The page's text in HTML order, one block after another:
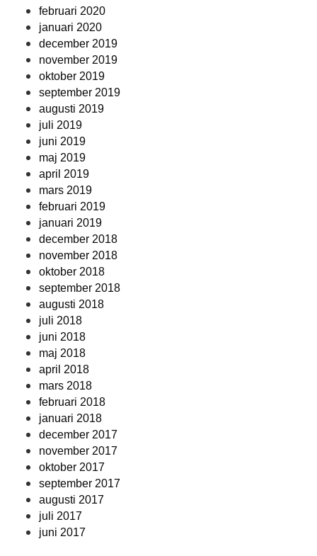
februari 2020
januari 2020
december 2019
november 2019
oktober 2019
september 2019
augusti 2019
juli 2019
juni 2019
maj 2019
april 2019
mars 2019
februari 2019
januari 2019
december 2018
november 2018
oktober 2018
september 2018
augusti 2018
juli 2018
juni 2018
maj 2018
april 2018
mars 2018
februari 2018
januari 2018
december 2017
november 2017
oktober 2017
september 2017
augusti 2017
juli 2017
juni 2017